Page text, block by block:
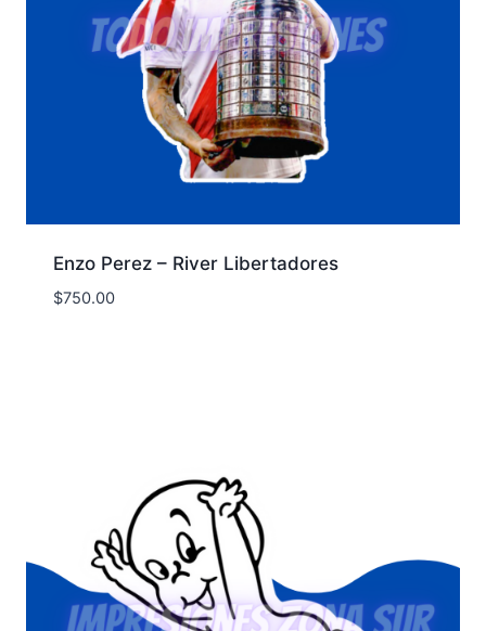
Enzo Perez – River Libertadores
$750.00